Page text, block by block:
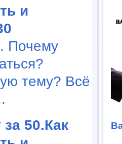
и
. Почему
тему? Всё
50.Как